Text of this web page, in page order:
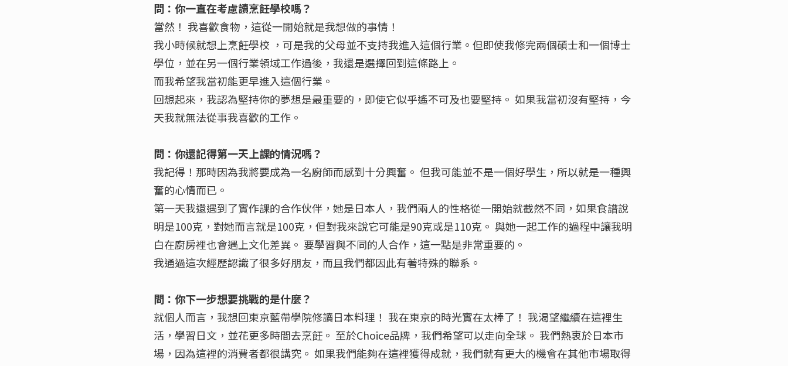
問：你一直在考慮讀烹飪學校嗎？
當然！ 我喜歡食物，這從一開始就是我想做的事情！
我小時候就想上烹飪學校 ，可是我的父母並不支持我進入這個行業。但即使我修完兩個碩士和一個博士
學位，並在另一個行業領域工作過後，我還是選擇回到這條路上。
而我希望我當初能更早進入這個行業。
回想起來，我認為堅持你的夢想是最重要的，即使它似乎遙不可及也要堅持。 如果我當初沒有堅持，今
天我就無法從事我喜歡的工作。
問：你還記得第一天上課的情況嗎？
我記得！那時因為我將要成為一名廚師而感到十分興奮。 但我可能並不是一個好學生，所以就是一種興
奮的心情而已。
第一天我還遇到了實作課的合作伙伴，她是日本人，我們兩人的性格從一開始就截然不同，如果食譜說
明是100克，對她而言就是100克，但對我來說它可能是90克或是110克。 與她一起工作的過程中讓我明
白在廚房裡也會遇上文化差異。 要學習與不同的人合作，這一點是非常重要的。
我通過這次經歷認識了很多好朋友，而且我們都因此有著特殊的聯系。
問：你下一步想要挑戰的是什麼？
就個人而言，我想回東京藍帶學院修讀日本料理！ 我在東京的時光實在太棒了！ 我渴望繼續在這裡生
活，學習日文，並花更多時間去烹飪。 至於Choice品牌，我們希望可以走向全球。 我們熱衷於日本市
場，因為這裡的消費者都很講究。 如果我們能夠在這裡獲得成就，我們就有更大的機會在其他市場取得